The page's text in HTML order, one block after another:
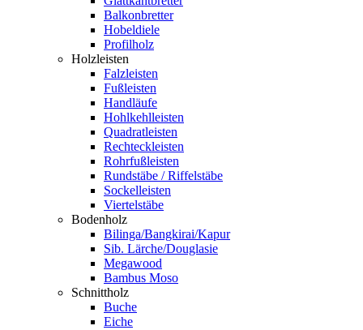
Balkonbretter
Hobeldiele
Profilholz
Holzleisten
Falzleisten
Fußleisten
Handläufe
Hohlkehlleisten
Quadratleisten
Rechteckleisten
Rohrfußleisten
Rundstäbe / Riffelstäbe
Sockelleisten
Viertelstäbe
Bodenholz
Bilinga/Bangkirai/Kapur
Sib. Lärche/Douglasie
Megawood
Bambus Moso
Schnittholz
Buche
Eiche